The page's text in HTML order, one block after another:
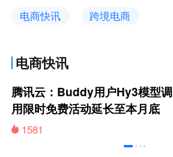
电商快讯 跨境电商
电商快讯
腾讯云：Buddy用户Hy3模型调
用限时免费活动延长至本月底
1581